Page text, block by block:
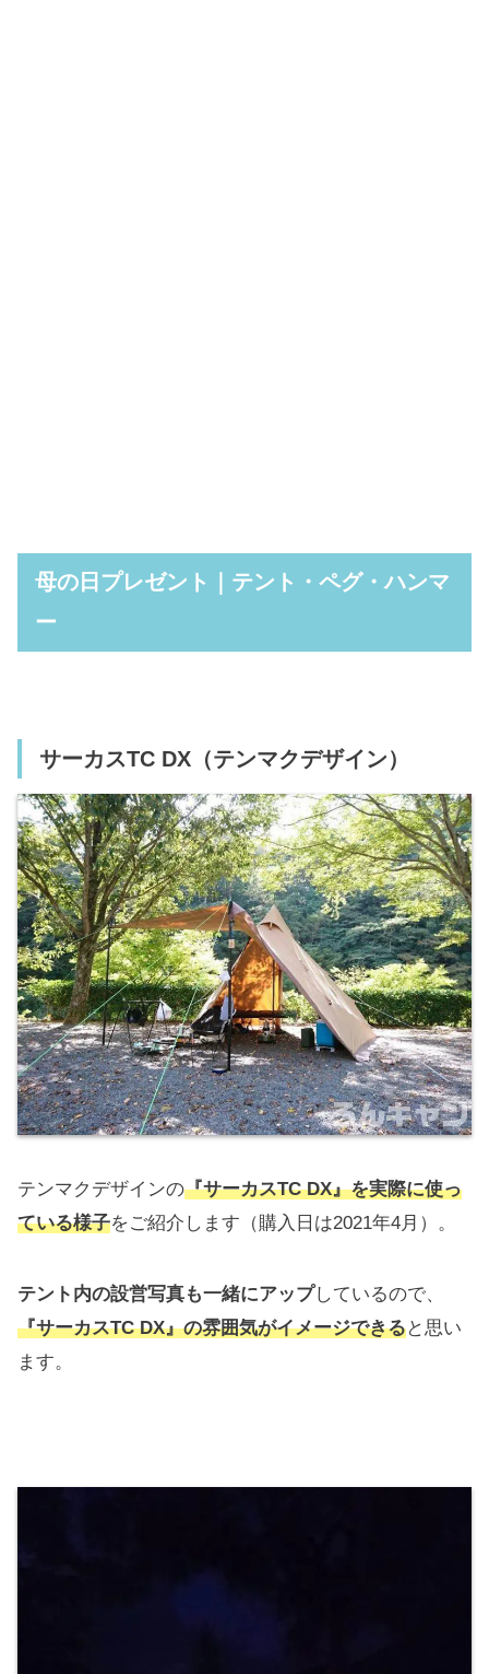
母の日プレゼント｜テント・ペグ・ハンマ
ー
サーカスTC DX（テンマクデザイン）
テンマクデザインの『サーカスTC DX』を実際に使っ
ている様子をご紹介します（購入日は2021年4月）。
テント内の設営写真も一緒にアップしているので、
『サーカスTC DX』の雰囲気がイメージできると思い
ます。